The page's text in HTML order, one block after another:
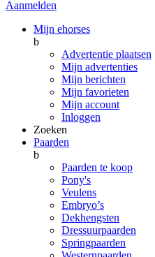
Aanmelden
Mijn ehorses
b
Advertentie plaatsen
Mijn advertenties
Mijn berichten
Mijn favorieten
Mijn account
Inloggen
Zoeken
Paarden
b
Paarden te koop
Pony's
Veulens
Embryo’s
Dekhengsten
Dressuurpaarden
Springpaarden